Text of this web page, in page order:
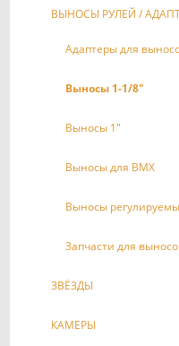
ВЫНОСЫ РУЛЕЙ /
Адаптеры для
Выносы 1-1/8"
Выносы 1"
Выносы для BMX
Выносы
Запчасти для
ЗВЁЗДЫ
КАМЕРЫ